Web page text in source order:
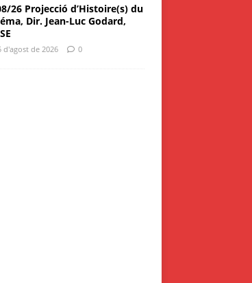
26 Projecció d’Histoire(s) du
Dir. Jean-Luc Godard,
d'agost de 2026 0